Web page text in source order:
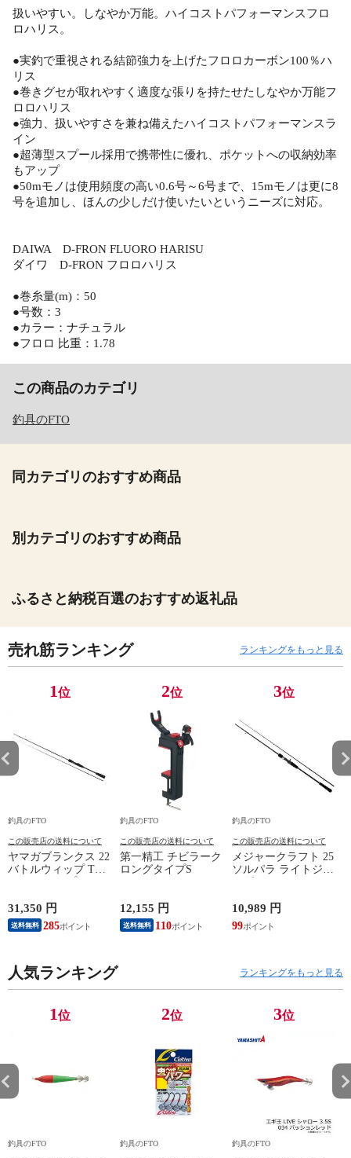
扱いやすい。しなやか万能。ハイコストパフォーマンスフロ
ロハリス。
●実釣で重視される結節強力を上げたフロロカーボン100％ハ
リス
●巻きグセが取れやすく適度な張りを持たせたしなやか万能フ
ロロハリス
●強力、扱いやすさを兼ね備えたハイコストパフォーマンスラ
イン
●超薄型スプール採用で携帯性に優れ、ポケットへの収納効率
もアップ
●50mモノは使用頻度の高い0.6号～6号まで、15mモノは更に8
号を追加し、ほんの少しだけ使いたいというニーズに対応。
DAIWA D-FRON FLUORO HARISU
ダイワ D-FRON フロロハリス
●巻糸量(m)：50
●号数：3
●カラー：ナチュラル
●フロロ 比重：1.78
この商品のカテゴリ
釣具のFTO
同カテゴリのおすすめ商品
別カテゴリのおすすめ商品
ふるさと納税百選のおすすめ返礼品
売れ筋ランキング ランキングをもっと見る
1位
釣具のFTO
この販売店の送料について
ヤマガブランクス 22
バトルウィップ TR
63/N ティップラン
31,350 円
送料無料 285
2位
釣具のFTO
この販売店の送料について
第一精工 チビラーク
ロングタイプS
12,155 円
送料無料 110
3位
釣具のFTO
この販売店の送料について
メジャークラフト 25
ソルパラ ライトジギ
ング SPJLJ-B642M / 2
10,989 円
99
人気ランキング ランキングをもっと見る
1位
釣具のFTO
2位
釣具のFTO
3位
釣具のFTO